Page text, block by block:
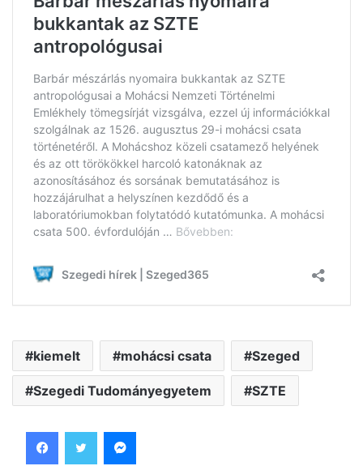
kiemelt mohácsi csata Szeged
Szegedi Tudományegyetem SZTE